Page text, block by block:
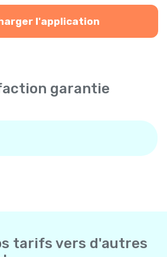
l'application
garantie
tarifs vers d'autres